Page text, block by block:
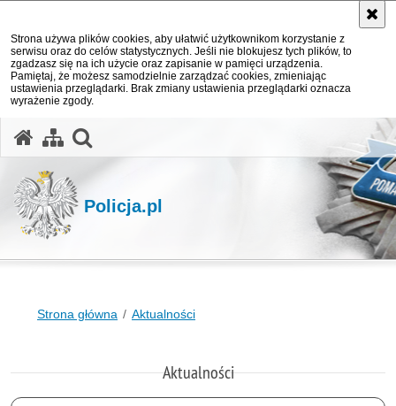
Strona używa plików cookies, aby ułatwić użytkownikom korzystanie z
serwisu oraz do celów statystycznych. Jeśli nie blokujesz tych plików, to
zgadzasz się na ich użycie oraz zapisanie w pamięci urządzenia.
Pamiętaj, że możesz samodzielnie zarządzać cookies, zmieniając
ustawienia przeglądarki. Brak zmiany ustawienia przeglądarki oznacza
wyrażenie zgody.
Policja.pl
Strona główna Aktualności
Aktualności